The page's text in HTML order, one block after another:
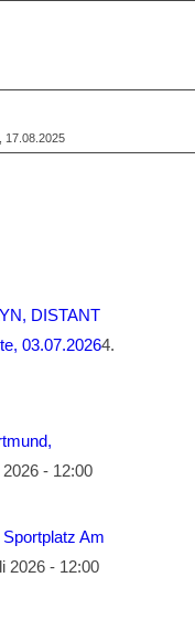
17.08.2025
DISTANT
03.07.20264.
- 12:00
Am
2026 - 12:00